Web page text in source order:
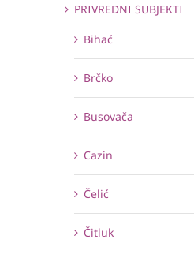
PRIVREDNI SUBJEKTI
Bihać
Brčko
Busovača
Cazin
Čelić
Čitluk